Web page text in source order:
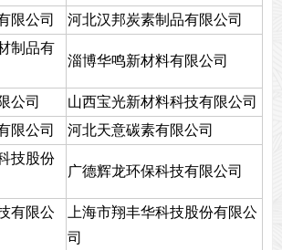
限公司
河北汉邦炭素制品有限公司
制品有
淄博华鸣新材料有限公司
公司
山西宝光新材料科技有限公司
限公司
河北天意碳素有限公司
技股份
广德辉龙环保科技有限公司
有限公
上海市翔丰华科技股份有限公
司